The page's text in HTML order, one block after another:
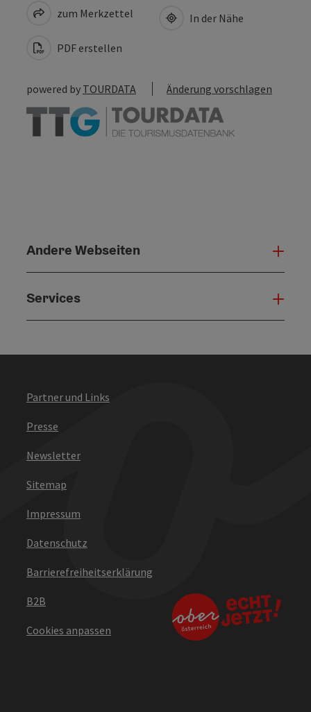
zum Merkzettel
PDF erstellen
In der Nähe
powered by TOURDATA Änderung vorschlagen
Andere Webseiten
Services
Partner und Links
Presse
Newsletter
Sitemap
Impressum
Datenschutz
Barrierefreiheitserklärung
B2B
Cookies anpassen